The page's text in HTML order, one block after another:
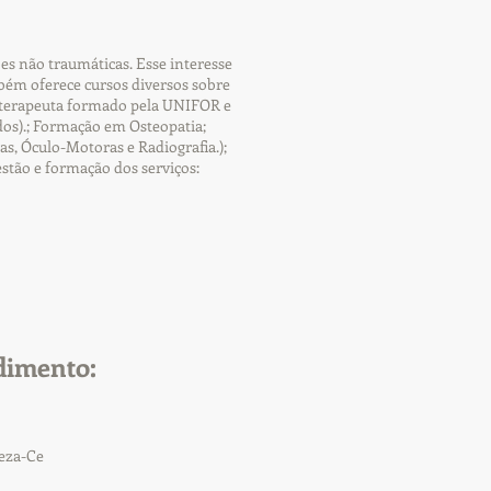
não traumáticas. Esse interesse
oferece cursos diversos sobre
formado pela UNIFOR e
Formação em Osteopatia;
Óculo-Motoras e Radiografia.);
e formação dos serviços:
Ce